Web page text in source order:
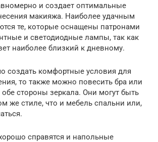
и создает оптимальные
макияжа. Наиболее удачным
те, которые оснащены патронами
и светодиодные лампы, так как
наиболее близкий к дневному.
создать комфортные условия для
то также можно повесить бра или
стороны зеркала. Они могут быть
же стиле, что и мебель спальни или,
справятся и напольные